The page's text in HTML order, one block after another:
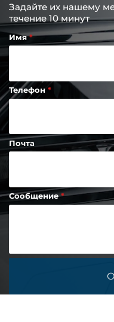
Задайте их нашему
течение 10 минут
Имя
Телефон
Почта
Сообщение